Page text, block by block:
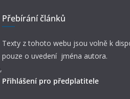
,
Přebírání článků
Texty z tohoto webu jsou volně k
pouze o uvedení jména autora.
Přihlášení pro předplatitele